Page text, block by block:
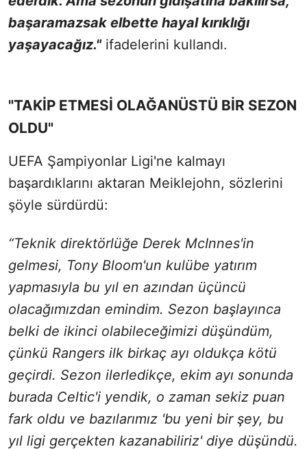
başaramazsak elbette hayal kırıklığı
yaşayacağız."ifadelerini kullandı.
"TAKİP ETMESİ OLAĞANÜSTÜ BİR SEZON
OLDU"
UEFA Şampiyonlar Ligi'ne kalmayı
başardıklarını aktaran Meiklejohn, sözlerini
şöyle sürdürdü:
“Teknik direktörlüğe Derek McInnes'in
gelmesi, Tony Bloom'un kulübe yatırım
yapmasıyla bu yıl en azından üçüncü
olacağımızdan emindim. Sezon başlayınca
belki de ikinci olabileceğimizi düşündüm,
çünkü Rangers ilk birkaç ayı oldukça kötü
geçirdi. Sezon ilerledikçe, ekim ayı sonunda
burada Celtic'i yendik, o zaman sekiz puan
fark oldu ve bazılarımız 'bu yeni bir şey, bu
yıl ligi gerçekten kazanabiliriz' diye düşündü.